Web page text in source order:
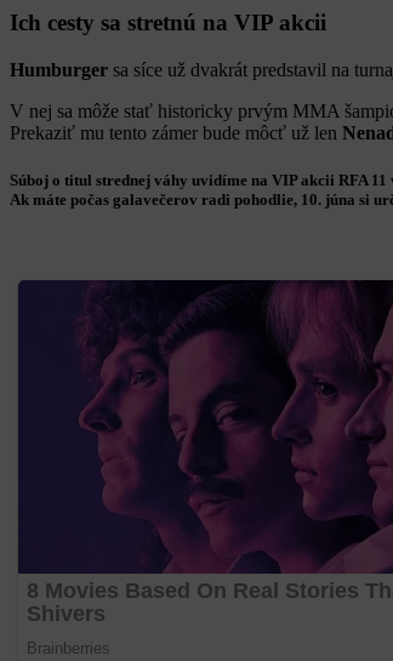
Ich cesty sa stretnú na VIP akcii
Humburger sa síce už dvakrát predstavil na
V nej sa môže stať historicky prvým MMA
Prekaziť mu tento zámer bude môcť už len
Súboj o titul strednej váhy uvidíme na VIP akcii RFA
Ak máte počas galavečerov radi pohodlie, 10. júna si